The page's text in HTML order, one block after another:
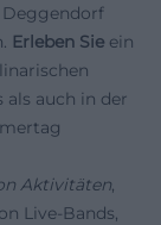
Deggendorf
Erleben Sie ein
als auch in der
Aktivitäten,
Live-Bands,